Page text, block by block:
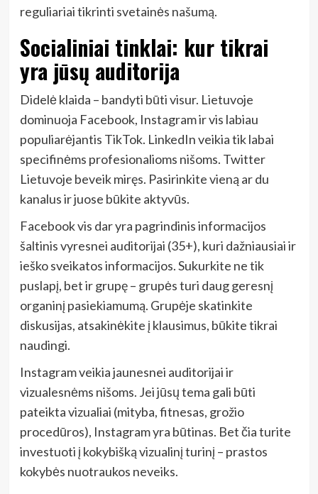
reguliariai tikrinti svetainės našumą.
Socialiniai tinklai: kur tikrai
yra jūsų auditorija
Didelė klaida – bandyti būti visur. Lietuvoje
dominuoja Facebook, Instagram ir vis labiau
populiarėjantis TikTok. LinkedIn veikia tik labai
specifinėms profesionalioms nišoms. Twitter
Lietuvoje beveik miręs. Pasirinkite vieną ar du
kanalus ir juose būkite aktyvūs.
Facebook vis dar yra pagrindinis informacijos
šaltinis vyresnei auditorijai (35+), kuri dažniausiai ir
ieško sveikatos informacijos. Sukurkite ne tik
puslapį, bet ir grupę – grupės turi daug geresnį
organinį pasiekiamumą. Grupėje skatinkite
diskusijas, atsakinėkite į klausimus, būkite tikrai
naudingi.
Instagram veikia jaunesnei auditorijai ir
vizualesnėms nišoms. Jei jūsų tema gali būti
pateikta vizualiai (mityba, fitnesas, grožio
procedūros), Instagram yra būtinas. Bet čia turite
investuoti į kokybišką vizualinį turinį – prastos
kokybės nuotraukos neveiks.